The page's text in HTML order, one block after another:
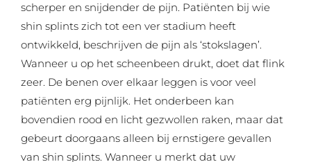
scherper en snijdender de pijn. Patiënten bij wie
shin splints zich tot een ver stadium heeft
ontwikkeld, beschrijven de pijn als ‘stokslagen’.
Wanneer u op het scheenbeen drukt, doet dat flink
zeer. De benen over elkaar leggen is voor veel
patiënten erg pijnlijk. Het onderbeen kan
bovendien rood en licht gezwollen raken, maar dat
gebeurt doorgaans alleen bij ernstigere gevallen
van shin splints. Wanneer u merkt dat uw